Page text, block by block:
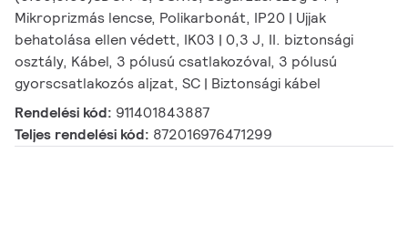
Mikroprizmás lencse, Polikarbonát, IP20 | Ujjak
behatolása ellen védett, IK03 | 0,3 J, II. biztonsági
osztály, Kábel, 3 pólusú csatlakozóval, 3 pólusú
gyorscsatlakozós aljzat, SC | Biztonsági kábel
Rendelési kód: 911401843887
Teljes rendelési kód: 872016976471299